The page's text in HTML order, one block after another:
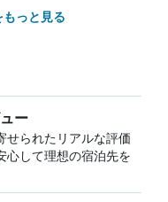
っと見る
ー
せられたリアルな評価
心して理想の宿泊先を